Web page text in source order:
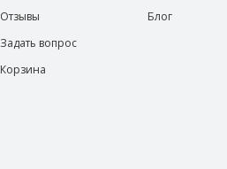
Отзывы
Задать вопрос
Корзина
Блог